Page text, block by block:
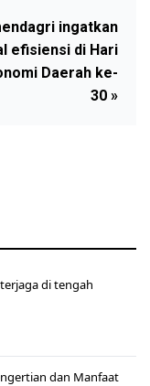
ingatkan
efisiensi di Hari
Daerah ke-
30 »
di tengah
dan Manfaat